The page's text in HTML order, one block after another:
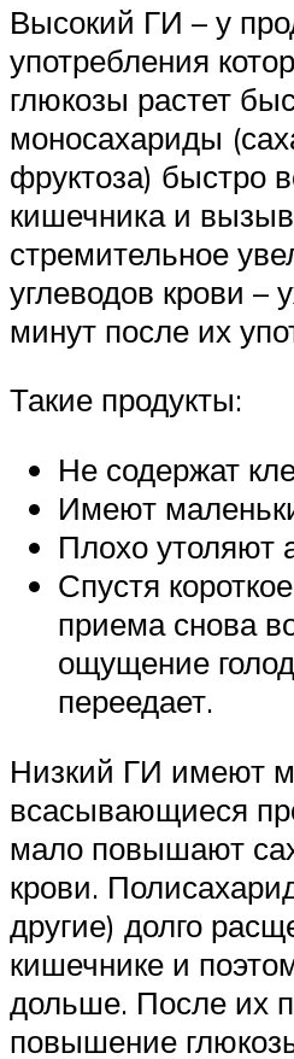
Высокий ГИ – у
употребления
глюкозы растет
моносахариды
фруктоза) быстро
кишечника и
стремительное
углеводов крови –
минут после их
Такие продукты:
Не содержат
Имеют
Плохо утоляют
Спустя
приема снова
ощущение
переедает.
Низкий ГИ имеют
всасывающиеся
мало повышают
крови.
другие) долго
кишечнике и
дольше. После их
повышение